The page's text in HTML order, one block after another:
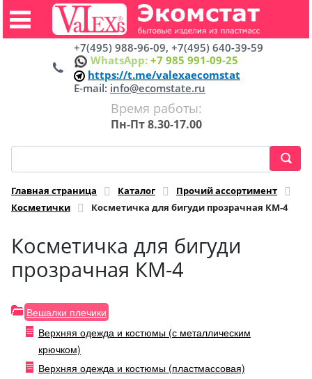
+7(495) 988-96-09, +7(495) 640-39-59
WhatsApp: +7 985 991-09-25
https://t.me/valexaecomstat
E-mail: info@ecomstate.ru
Время работы:
Пн-Пт 8.30-17.00
Главная страница Каталог
Прочий ассортимент
Косметички
Косметичка для бигуди прозрачная КМ-4
Косметичка для бигуди
прозрачная КМ-4
Вешалки плечики
Верхняя одежда и костюмы (с металлическим
крючком)
Верхняя одежда и костюмы (пластмассовая)